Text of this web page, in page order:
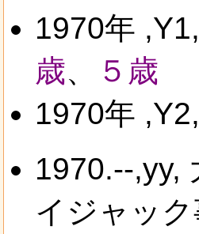
1970年
歳、
５歳
1970年
1970.--,yy,
イジャッ